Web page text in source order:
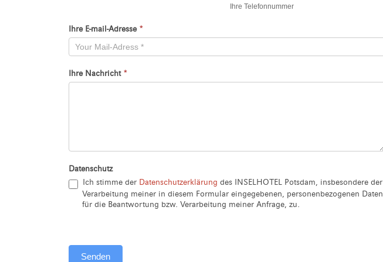
Ihre Telefonnummer
Ihre E-mail-Adresse *
Ihre Nachricht *
Datenschutz
Ich stimme der Datenschutzerklärung des INSELHOTEL Potsdam, insbesondere der
Verarbeitung meiner in diesem Formular eingegebenen, personenbezogenen Daten
für die Beantwortung bzw. Verarbeitung meiner Anfrage, zu.
Senden